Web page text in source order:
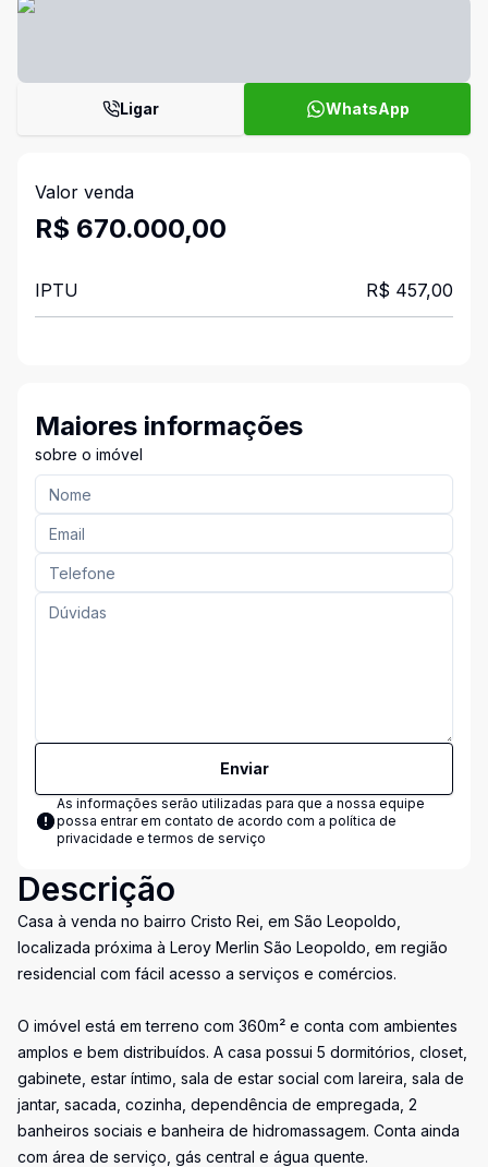
Ligar WhatsApp
Valor venda
R$ 670.000,00
IPTU R$ 457,00
Maiores informações
sobre o imóvel
Enviar
As informações serão utilizadas para que a nossa equipe
possa entrar em contato de acordo com a política de
privacidade e termos de serviço
Descrição
Casa à venda no bairro Cristo Rei, em São Leopoldo,
localizada próxima à Leroy Merlin São Leopoldo, em região
residencial com fácil acesso a serviços e comércios.
O imóvel está em terreno com 360m² e conta com ambientes
amplos e bem distribuídos. A casa possui 5 dormitórios, closet,
gabinete, estar íntimo, sala de estar social com lareira, sala de
jantar, sacada, cozinha, dependência de empregada, 2
banheiros sociais e banheira de hidromassagem. Conta ainda
com área de serviço, gás central e água quente.